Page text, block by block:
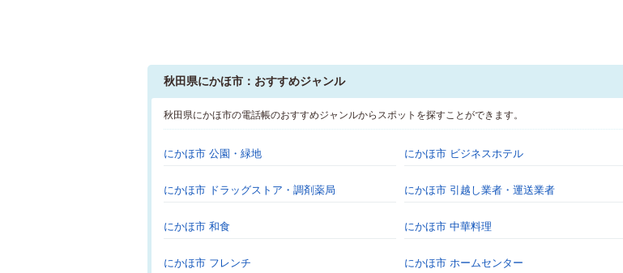
秋田県にかほ市：おすすめジャンル
秋田県にかほ市の電話帳のおすすめジャンルからスポットを探すことができます。
にかほ市 公園・緑地 にかほ市 ビジネスホテル
にかほ市 ドラッグストア・調剤薬局 にかほ市 引越し業者・運送業者
にかほ市 和食 にかほ市 中華料理
にかほ市 フレンチ にかほ市 ホームセンター